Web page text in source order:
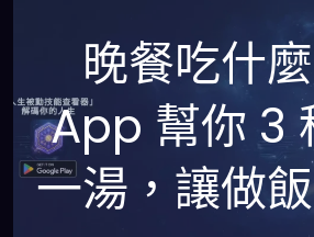
晚餐吃什
App 幫你 3
一湯，讓做